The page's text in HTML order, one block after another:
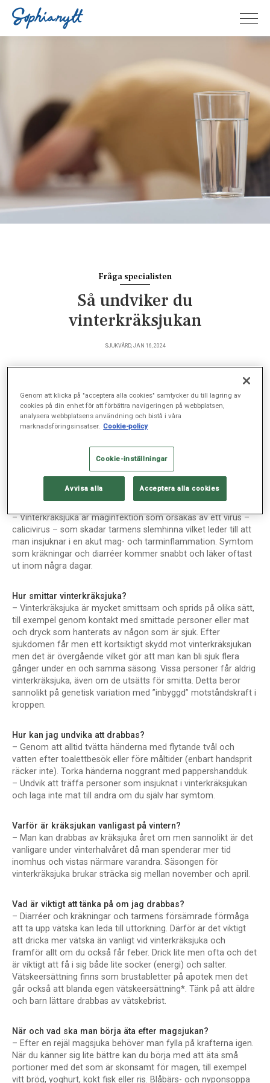
Fråga specialisten
Så undviker du
vinterkräksjukan
SJUKVÅRD, JAN 16, 2024
Att drabbas av vinterkräksjuka är påfrestande och
något man helst vill slippa. Andreas Erlandsson,
specialist i allmänmedicin och verksamhetschef för
Husläkarmottagningen Sophiahemmet, berättar om
virussjukdomen och hur den kan undvikas.
– Vinterkräksjuka är maginfektion som orsakas av ett virus –
calicivirus – som skadar tarmens slemhinna vilket leder till att
man insjuknar i en akut mag- och tarminflammation. Symtom
som kräkningar och diarréer kommer snabbt och läker oftast
ut inom några dagar.
Hur smittar vinterkräksjuka?
– Vinterkräksjuka är mycket smittsam och sprids på olika sätt,
till exempel genom kontakt med smittade personer eller mat
och dryck som hanterats av någon som är sjuk. Efter
sjukdomen får men ett kortsiktigt skydd mot vinterkräksjukan
men det är övergående vilket gör att man kan bli sjuk flera
gånger under en och samma säsong. Vissa personer får aldrig
vinterkräksjuka, även om de utsätts för smitta. Detta beror
sannolikt på genetisk variation med ”inbyggd” motståndskraft i
kroppen.
Hur kan jag undvika att drabbas?
– Genom att alltid tvätta händerna med flytande tvål och
vatten efter toalettbesök eller före måltider (enbart handsprit
räcker inte). Torka händerna noggrant med pappershandduk.
– Undvik att träffa personer som insjuknat i vinterkräksjukan
och laga inte mat till andra om du själv har symtom.
Varför är kräksjukan vanligast på vintern?
– Man kan drabbas av kräksjuka året om men sannolikt är det
vanligare under vinterhalvåret då man spenderar mer tid
inomhus och vistas närmare varandra. Säsongen för
vinterkräksjuka brukar sträcka sig mellan november och april.
Vad är viktigt att tänka på om jag drabbas?
– Diarréer och kräkningar och tarmens försämrade förmåga
att ta upp vätska kan leda till uttorkning. Därför är det viktigt
att dricka mer vätska än vanligt vid vinterkräksjuka och
framför allt om du också får feber. Drick lite men ofta och det
är viktigt att få i sig både lite socker (energi) och salter.
Vätskeersättning finns som brustabletter på apotek men det
går också att blanda egen vätskeersättning*. Tänk på att äldre
och barn lättare drabbas av vätskebrist.
När och vad ska man börja äta efter magsjukan?
– Efter en rejäl magsjuka behöver man fylla på krafterna igen.
När du känner sig lite bättre kan du börja med att äta små
portioner med det som är skonsamt för magen, till exempel
vitt bröd, yoghurt, kokt fisk eller ris. Blåbärs- och nyponsoppa
Genom att klicka på "acceptera alla cookies" samtycker du till lagring av
cookies på din enhet för att förbättra navigeringen på webbplatsen,
analysera webbplatsens användning och bistå i våra
marknadsföringsinsatser. Cookie-policy
Cookie-inställningar
Avvisa alla Acceptera alla cookies